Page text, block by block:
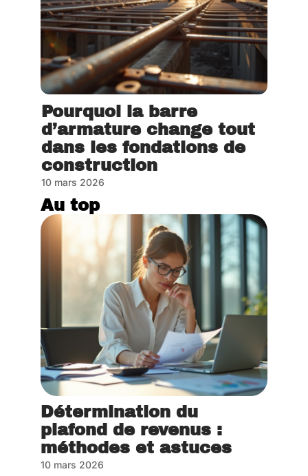
Pourquoi la barre
d’armature change tout
dans les fondations de
construction
10 mars 2026
Au top
Détermination du
plafond de revenus :
méthodes et astuces
10 mars 2026